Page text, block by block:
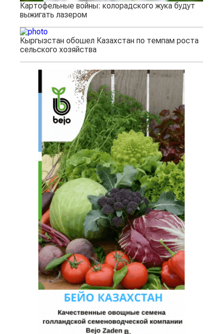
Картофельные войны: колорадского жука будут
выжигать лазером
Кыргызстан обошел Казахстан по темпам роста
сельского хозяйства